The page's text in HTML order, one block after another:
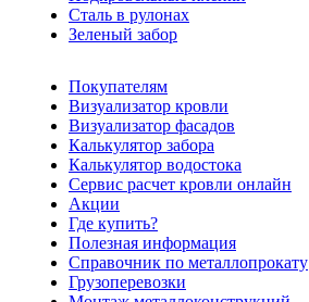
Сталь в рулонах
Зеленый забор
Покупателям
Визуализатор кровли
Визуализатор фасадов
Калькулятор забора
Калькулятор водостока
Сервис расчет кровли онлайн
Акции
Где купить?
Полезная информация
Справочник по металлопрокату
Грузоперевозки